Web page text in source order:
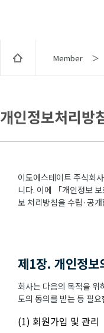
Member ＞
개인정보처리방
이도에스테이트 주식회
니다. 이에 「개인정보
보 처리방침을 수립·공
제1장. 개인정보
회사는 다음의 목적을
도의 동의를 받는 등 필
(1) 회원가입 및 관리